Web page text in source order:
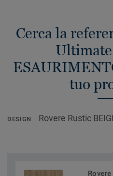
Cerca la
tuo
DESIGN Rovere Rustic